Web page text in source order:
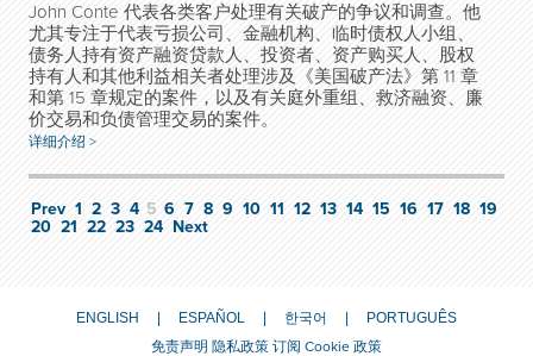
John Conte 代表各类客户处理有关破产的争议和调查。他
尤其专注于代表亏损公司、金融机构、临时债权人小组、
债务人持有资产融资贷款人、投资者、资产购买人、股权
持有人和其他利益相关者处理涉及《美国破产法》第 11 章
和第 15 章规定的案件，以及有关庭外重组、救济融资、廉
价交易和负债管理交易的案件。
详细介绍 >
Prev 1 2 3 4 5 6 7 8 9 10 11 12 13 14 15 16 17 18 19
20 21 22 23 24 Next
ENGLISH ESPAÑOL 한국어
PORTUGUÊS
免责声明 隐私政策 订阅 Cookie 政策